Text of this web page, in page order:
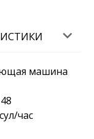
машина
час